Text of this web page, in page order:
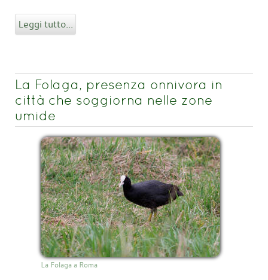
Leggi tutto...
La Folaga, presenza onnivora in
città che soggiorna nelle zone
umide
La Folaga a Roma